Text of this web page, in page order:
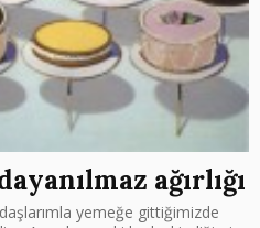
ağırlığı
yemeğe gittiğimizde